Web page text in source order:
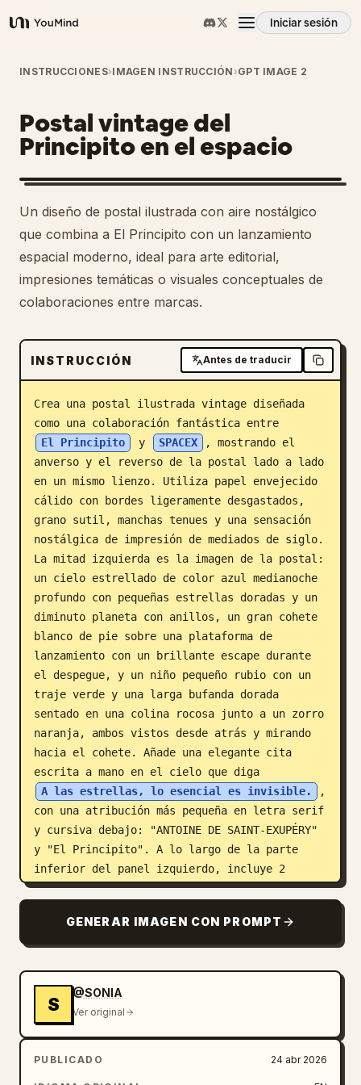
YouMind
Iniciar sesión
Resumen
Casos de uso
Habilidades
Prompts
Precios
Blog
Actualizaciones
INSTRUCCIONES›IMAGEN INSTRUCCIÓN ›GPT IMAGE 2
Postal vintage del
Principito en el espacio
Un diseño de postal ilustrada con aire nostálgico
que combina a El Principito con un lanzamiento
espacial moderno, ideal para arte editorial,
impresiones temáticas o visuales conceptuales de
colaboraciones entre marcas.
INSTRUCCIÓN Antes de traducir
Crea una postal ilustrada vintage diseñada
como una colaboración fantástica entre
El Principito
y SPACEX
, mostrando el
anverso y el reverso de la postal lado a lado
en un mismo lienzo. Utiliza papel envejecido
cálido con bordes ligeramente desgastados,
grano sutil, manchas tenues y una sensación
nostálgica de impresión de mediados de siglo.
La mitad izquierda es la imagen de la postal:
un cielo estrellado de color azul medianoche
profundo con pequeñas estrellas doradas y un
diminuto planeta con anillos, un gran cohete
blanco de pie sobre una plataforma de
lanzamiento con un brillante escape durante
el despegue, y un niño pequeño rubio con un
traje verde y una larga bufanda dorada
sentado en una colina rocosa junto a un zorro
naranja, ambos vistos desde atrás y mirando
hacia el cohete. Añade una elegante cita
escrita a mano en el cielo que diga
A las estrellas, lo esencial es invisible.
,
con una atribución más pequeña en letra serif
y cursiva debajo: "ANTOINE DE SAINT-EXUPÉRY"
y "El Principito". A lo largo de la parte
inferior del panel izquierdo, incluye 2
nombres de marca: "El Principito" en letra
mayúsculas azules, negritas y futuristas a la
derecha, separados por una pequeña estrella
eso, añade el eslogan en versalitas
espaciadas:
EXPLORANDO MUNDOS. CUIDANDO LO QUE IMPORTA.
. La mitad derecha es el reverso de la postal
sobre el mismo papel envejecido, con un
encabezado centrado "POST CARD" cerca de la
GENERAR IMAGEN CON PROMPT
S
@SONIA
Ver original
PUBLICADO 24 abr 2026